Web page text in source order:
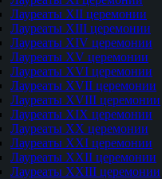
Лауреаты XII церемонии
Лауреаты XIII церемонии
Лауреаты XIV церемонии
Лауреаты XV церемонии
Лауреаты XVI церемонии
Лауреаты XVII церемонии
Лауреаты XVIII церемонии
Лауреаты XIX церемонии
Лауреаты XX церемонии
Лауреаты XXI церемонии
Лауреаты XXII церемонии
Лауреаты XXIII церемонии